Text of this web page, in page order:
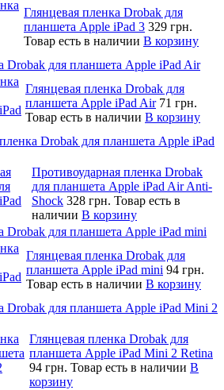
Глянцевая пленка Drobak для
планшета Apple iPad 3 329 грн.
Товар есть в наличии В корзину
Drobak для планшета Apple iPad Air
Глянцевая пленка Drobak для
планшета Apple iPad Air 71 грн.
Товар есть в наличии В корзину
Drobak для планшета Apple iPad
Противоударная пленка Drobak
для планшета Apple iPad Air Anti-
Shock 328 грн. Товар есть в
наличии В корзину
Drobak для планшета Apple iPad mini
Глянцевая пленка Drobak для
планшета Apple iPad mini 94 грн.
Товар есть в наличии В корзину
Drobak для планшета Apple iPad Mini 2
Глянцевая пленка Drobak для
планшета Apple iPad Mini 2 Retina
94 грн. Товар есть в наличии В
корзину